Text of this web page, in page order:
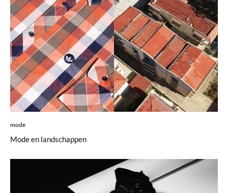
mode
Mode en landschappen